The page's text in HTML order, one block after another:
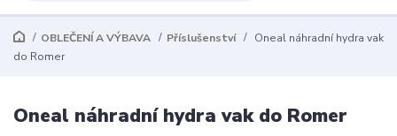
OBLEČENÍ A VÝBAVA Příslušenství
Oneal náhradní hydra vak
do Romer
Oneal náhradní hydra vak do Romer